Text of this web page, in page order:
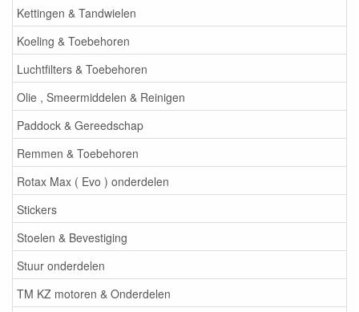
Kettingen & Tandwielen
Koeling & Toebehoren
Luchtfilters & Toebehoren
Olie , Smeermiddelen & Reinigen
Paddock & Gereedschap
Remmen & Toebehoren
Rotax Max ( Evo ) onderdelen
Stickers
Stoelen & Bevestiging
Stuur onderdelen
TM KZ motoren & Onderdelen